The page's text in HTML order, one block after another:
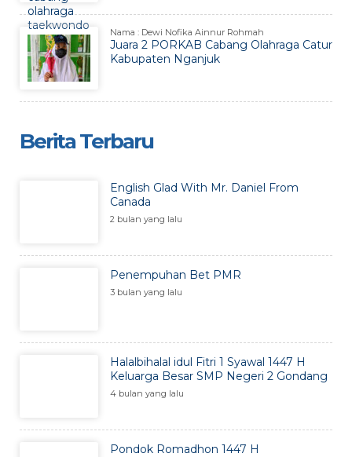
Nama : Dewi Nofika Ainnur Rohmah
Juara 2 PORKAB Cabang Olahraga Catur
Kabupaten Nganjuk
Berita Terbaru
English Glad With Mr. Daniel From
Canada
2 bulan yang lalu
Penempuhan Bet PMR
3 bulan yang lalu
Halalbihalal idul Fitri 1 Syawal 1447 H
Keluarga Besar SMP Negeri 2 Gondang
4 bulan yang lalu
Pondok Romadhon 1447 H